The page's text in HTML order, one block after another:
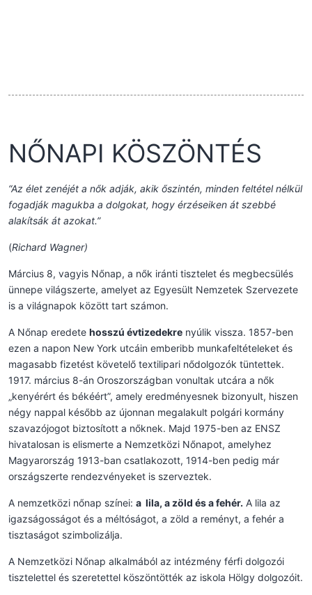
NŐNAPI KÖSZÖNTÉS
“Az élet zenéjét a nők adják, akik őszintén, minden feltétel nélkül
fogadják magukba a dolgokat, hogy érzéseiken át szebbé
alakítsák át azokat.”
(Richard Wagner)
Március 8, vagyis Nőnap, a nők iránti tisztelet és megbecsülés
ünnepe világszerte, amelyet az Egyesült Nemzetek Szervezete
is a világnapok között tart számon.
A Nőnap eredete hosszú évtizedekre nyúlik vissza. 1857-ben
ezen a napon New York utcáin emberibb munkafeltételeket és
magasabb fizetést követelő textilipari nődolgozók tüntettek.
1917. március 8-án Oroszországban vonultak utcára a nők
„kenyérért és békéért”, amely eredményesnek bizonyult, hiszen
négy nappal később az újonnan megalakult polgári kormány
szavazójogot biztosított a nőknek. Majd 1975-ben az ENSZ
hivatalosan is elismerte a Nemzetközi Nőnapot, amelyhez
Magyarország 1913-ban csatlakozott, 1914-ben pedig már
országszerte rendezvényeket is szerveztek.
A nemzetközi nőnap színei: a lila, a zöld és a fehér. A lila az
igazságosságot és a méltóságot, a zöld a reményt, a fehér a
tisztaságot szimbolizálja.
A Nemzetközi Nőnap alkalmából az intézmény férfi dolgozói
tisztelettel és szeretettel köszöntötték az iskola Hölgy dolgozóit.